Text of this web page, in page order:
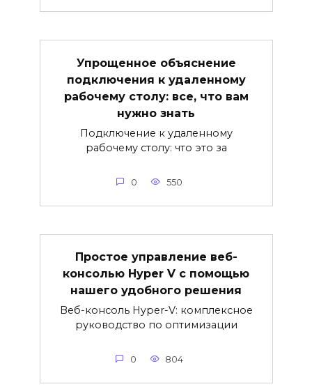
Упрощенное объяснение
подключения к удаленному
рабочему столу: все, что вам
нужно знать
Подключение к удаленному
рабочему столу: что это за
0 550
Простое управление веб-
консолью Hyper V с помощью
нашего удобного решения
Веб-консоль Hyper-V: комплексное
руководство по оптимизации
0 804